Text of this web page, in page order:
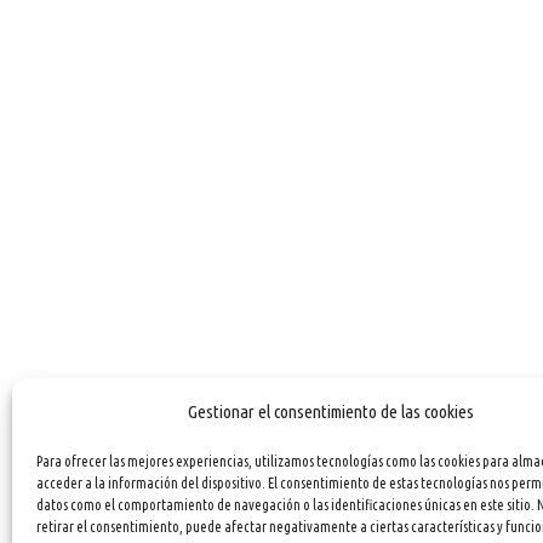
Gestionar el consentimiento de las cookies
Para ofrecer las mejores experiencias, utilizamos tecnologías como las cookies para
acceder a la información del dispositivo. El consentimiento de estas tecnologías nos
datos como el comportamiento de navegación o las identificaciones únicas en este sitio.
retirar el consentimiento, puede afectar negativamente a ciertas características y